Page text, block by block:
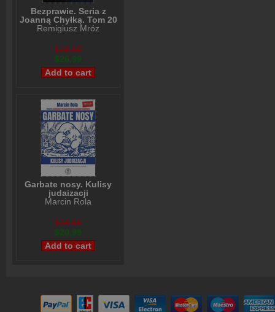
Bezprawie. Seria z
Joanną Chyłką. Tom 20
Remigiusz Mróz
$28,99
$26,99
Garbate nosy. Kulisy
judaizacji
Marcin Rola
$26,99
$20,99